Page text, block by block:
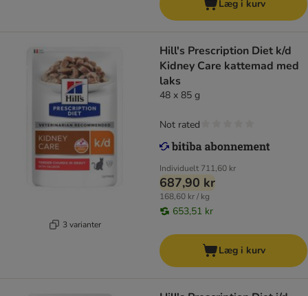
Læg i kurv
3 varianter
Hill's Prescription Diet k/d
Kidney Care kattemad med
laks
48 x 85 g
Individuelt 711,60 kr
687,90 kr
168,60 kr / kg
653,51 kr
Not rated
Læg i kurv